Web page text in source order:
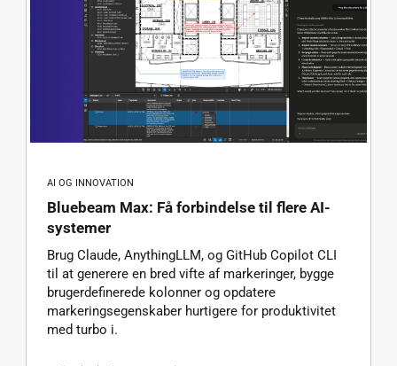
AI OG INNOVATION
Bluebeam Max: Få forbindelse til flere AI-
systemer
Brug Claude, AnythingLLM, og GitHub Copilot CLI
til at generere en bred vifte af markeringer, bygge
brugerdefinerede kolonner og opdatere
markeringsegenskaber hurtigere for produktivitet
med turbo i.